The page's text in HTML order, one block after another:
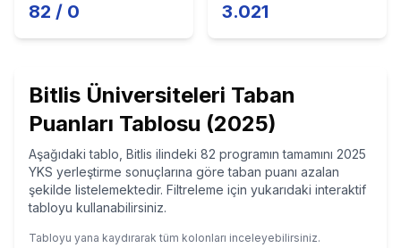
82 / 0 3.021
Bitlis Üniversiteleri Taban
Puanları Tablosu (2025)
Aşağıdaki tablo, Bitlis ilindeki 82 programın tamamını 2025
YKS yerleştirme sonuçlarına göre taban puanı azalan
şekilde listelemektedir. Filtreleme için yukarıdaki interaktif
tabloyu kullanabilirsiniz.
Tabloyu yana kaydırarak tüm kolonları inceleyebilirsiniz.